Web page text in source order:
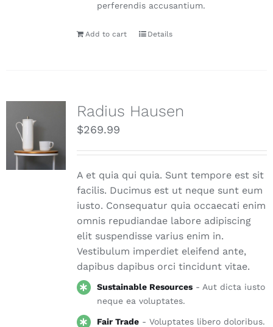
perferendis accusantium.
Add to cart Details
Radius Hausen
$269.99
A et quia qui quia. Sunt tempore est sit
facilis. Ducimus est ut neque sunt eum
iusto. Consequatur quia occaecati enim
omnis repudiandae labore adipiscing
elit suspendisse varius enim in.
Vestibulum imperdiet eleifend ante,
dapibus dapibus orci tincidunt vitae.
Sustainable Resources - Aut dicta iusto
neque ea voluptates.
Fair Trade - Voluptates libero doloribus.